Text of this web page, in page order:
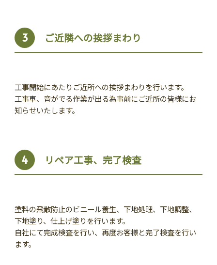
3 ご近隣への挨拶まわり
工事開始にあたりご近所への挨拶まわりを行います。
工事車、音がでる作業が出る為事前にご近所の皆様にお
知らせいたします。
4 リペア工事、完了検査
塗料の飛散防止のビニール養生、下地処理、下地調整、
下地塗り、仕上げ塗りを行います。
自社にて完成検査を行い、再度お客様と完了検査を行い
ます。